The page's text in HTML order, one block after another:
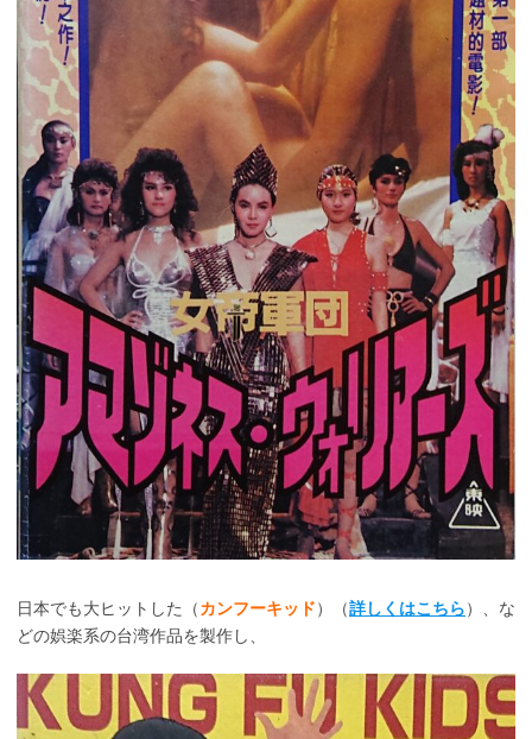
日本でも大ヒットした（カンフーキッド）（詳しくはこちら）、な
どの娯楽系の台湾作品を製作し、